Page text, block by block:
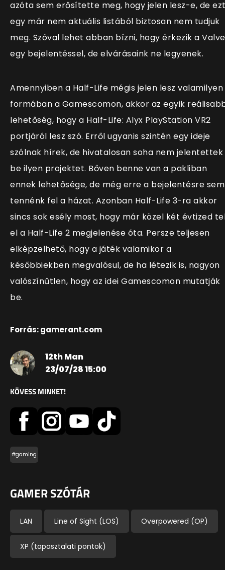
azóta sem erősítette meg, hogy jelen lesz-e, de
egy már nem aktuális listából biztosan nem tudjuk
meg. Szóval lehet abban bízni, hogy érkezik a Valve
egy bejelentéssel, de elvárásaink ne legyenek.
Amennyiben a Half-Life mégis jelen lesz valamilyen
formában a Gamescomon, akkor az egyik
lehetőség, hogy a Half-Life: Alyx PlayStation VR2
portjáról lesz szó. Erről ugyanis szintén egy ideje
szólnak hírek, de hivatalosan soha nem jelentettek
be ilyen projektet. Bőven benne van a pakliban
ennek lehetősége, de még erre a bejelentésre sem
tennénk fel a házat. Azonban Half-Life 3-ra akkor
sincs sok esély most, hogy már közel két évtized
el a Half-Life 2 megjelenése óta. Persze teljesen
elképzelhető, hogy a játék valamikor a
későbbiekben megvalósul, de ha létezik is, nagyon
valószínűtlen, hogy az idei Gamescomon mutatják
be.
Forrás: gamerant.com
12th Man
23/07/28 15:00
KÖVESS MINKET!
#gaming
GAMER SZÓTÁR
LAN Line of Sight (LOS) Overpowered (OP)
XP (tapasztalati pontok)